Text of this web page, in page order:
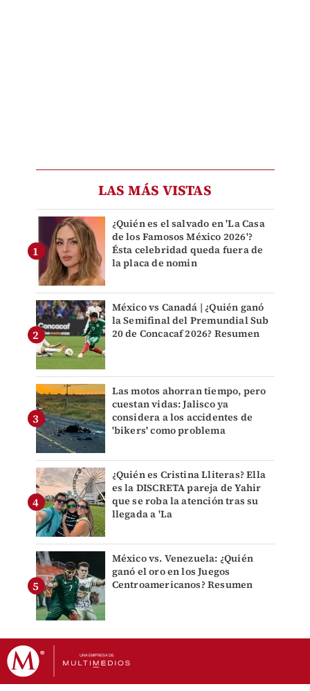
LAS MÁS VISTAS
¿Quién es el salvado en 'La Casa
de los Famosos México 2026'?
Ésta celebridad queda fuera de
la placa de nomin
México vs Canadá | ¿Quién ganó
la Semifinal del Premundial Sub
20 de Concacaf 2026? Resumen
Las motos ahorran tiempo, pero
cuestan vidas: Jalisco ya
considera a los accidentes de
'bikers' como problema
¿Quién es Cristina Lliteras? Ella
es la DISCRETA pareja de Yahir
que se roba la atención tras su
llegada a 'La
México vs. Venezuela: ¿Quién
ganó el oro en los Juegos
Centroamericanos? Resumen